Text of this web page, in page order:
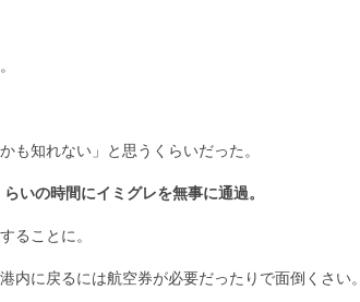
も知れない」と思うくらいだった。
いの時間にイミグレを無事に通過。
ることに。
内に戻るには航空券が必要だったりで面倒くさい。